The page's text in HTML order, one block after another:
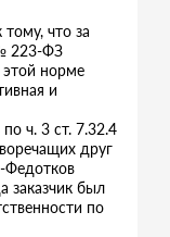
что за
223-ФЗ
норме
и
ч. 3 ст. 7.32.4
друг
Федотков
заказчик был
по